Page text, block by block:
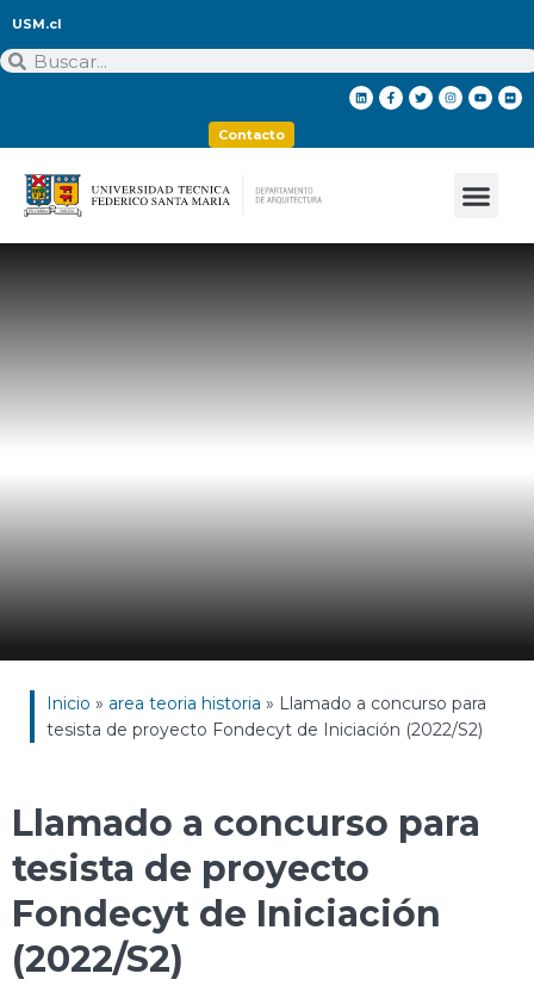
USM.cl
Contacto
Inicio » area teoria historia » Llamado a concurso para
tesista de proyecto Fondecyt de Iniciación (2022/S2)
Llamado a concurso para
tesista de proyecto
Fondecyt de Iniciación
(2022/S2)